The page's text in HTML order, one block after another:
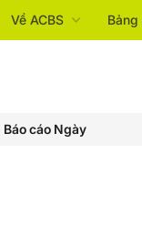
Về ACBS Bảng
Báo cáo Ngày